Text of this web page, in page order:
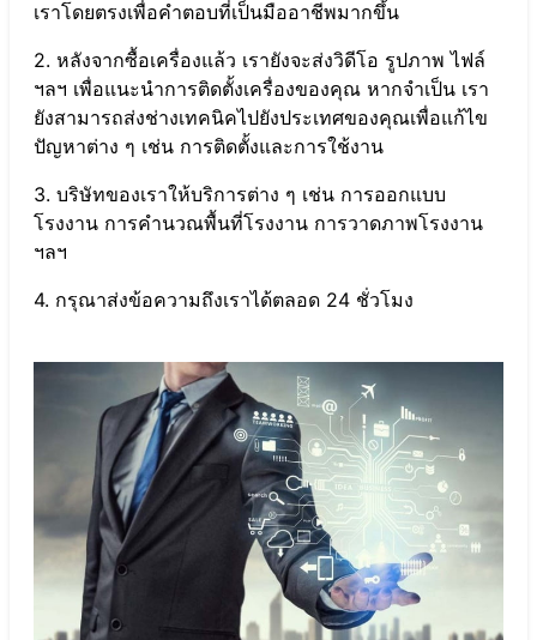
เราโดยตรงเพื่อคำตอบที่เป็นมืออาชีพมากขึ้น
2. หลังจากซื้อเครื่องแล้ว เรายังจะส่งวิดีโอ รูปภาพ ไฟล์
ฯลฯ เพื่อแนะนำการติดตั้งเครื่องของคุณ หากจำเป็น เรา
ยังสามารถส่งช่างเทคนิคไปยังประเทศของคุณเพื่อแก้ไข
ปัญหาต่าง ๆ เช่น การติดตั้งและการใช้งาน
3. บริษัทของเราให้บริการต่าง ๆ เช่น การออกแบบ
โรงงาน การคำนวณพื้นที่โรงงาน การวาดภาพโรงงาน
ฯลฯ
4. กรุณาส่งข้อความถึงเราได้ตลอด 24 ชั่วโมง